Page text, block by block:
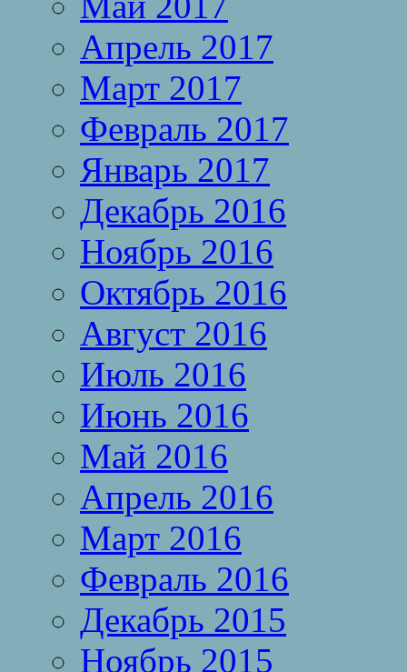
Апрель 2017
Март 2017
Февраль 2017
Январь 2017
Декабрь 2016
Ноябрь 2016
Октябрь 2016
Август 2016
Июль 2016
Июнь 2016
Май 2016
Апрель 2016
Март 2016
Февраль 2016
Декабрь 2015
Ноябрь 2015